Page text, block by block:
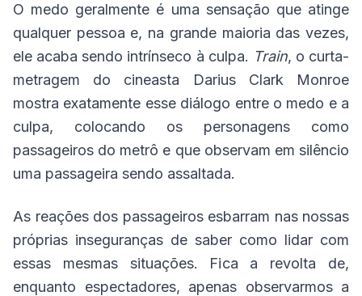
O medo geralmente é uma sensação que atinge
qualquer pessoa e, na grande maioria das vezes,
ele acaba sendo intrínseco à culpa. Train, o curta-
metragem do cineasta Darius Clark Monroe
mostra exatamente esse diálogo entre o medo e a
culpa, colocando os personagens como
passageiros do metrô e que observam em silêncio
uma passageira sendo assaltada.
As reações dos passageiros esbarram nas nossas
próprias inseguranças de saber como lidar com
essas mesmas situações. Fica a revolta de,
enquanto espectadores, apenas observarmos a